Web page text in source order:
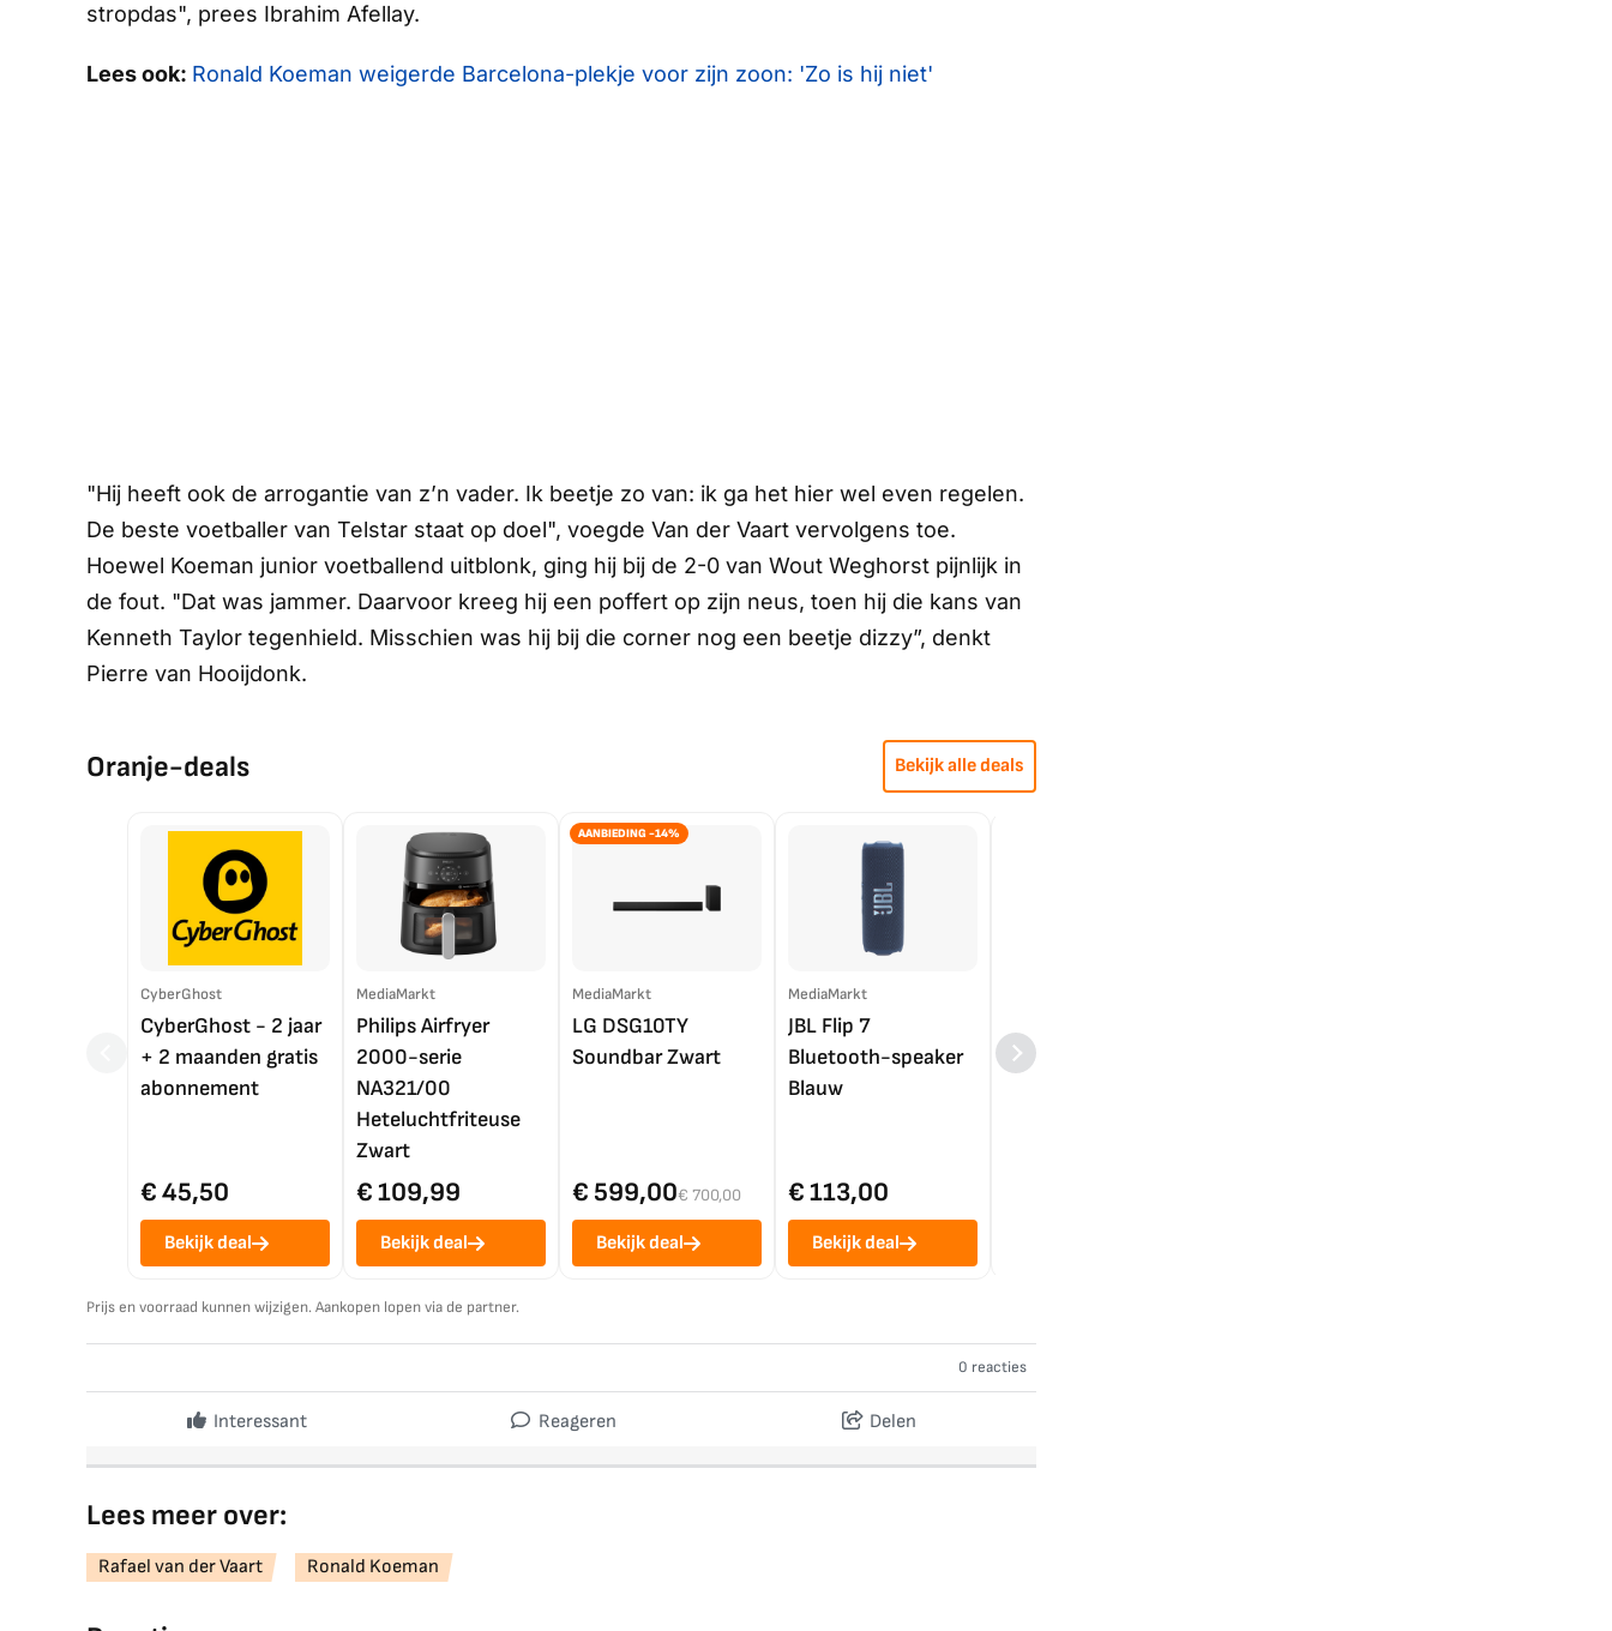
stropdas", prees Ibrahim Afellay.
Lees ook: Ronald Koeman weigerde Barcelona-plekje voor zijn zoon: 'Zo is hij niet'
"Hij heeft ook de arrogantie van z’n vader. Ik beetje zo van: ik ga het hier wel even regelen.
De beste voetballer van Telstar staat op doel", voegde Van der Vaart vervolgens toe.
Hoewel Koeman junior voetballend uitblonk, ging hij bij de 2-0 van Wout Weghorst pijnlijk in
de fout. "Dat was jammer. Daarvoor kreeg hij een poffert op zijn neus, toen hij die kans van
Kenneth Taylor tegenhield. Misschien was hij bij die corner nog een beetje dizzy”, denkt
Pierre van Hooijdonk.
Oranje-deals Bekijk alle deals
CyberGhost
CyberGhost - 2 jaar
+ 2 maanden gratis
abonnement
€ 45,50
Bekijk deal
MediaMarkt
Philips Airfryer
2000-serie
NA321/00
Heteluchtfriteuse
Zwart
€ 109,99
Bekijk deal
AANBIEDING -14%
MediaMarkt
LG DSG10TY
Soundbar Zwart
€ 599,00€ 700,00
Bekijk deal
MediaMarkt
JBL Flip 7
Bluetooth-speaker
Blauw
€ 113,00
Bekijk deal
LG OLED55C56LB
4K TV (2025)
Prijs en voorraad kunnen wijzigen. Aankopen lopen via de partner.
0 reacties
Interessant Reageren Delen
Lees meer over:
Rafael van der Vaart Ronald Koeman